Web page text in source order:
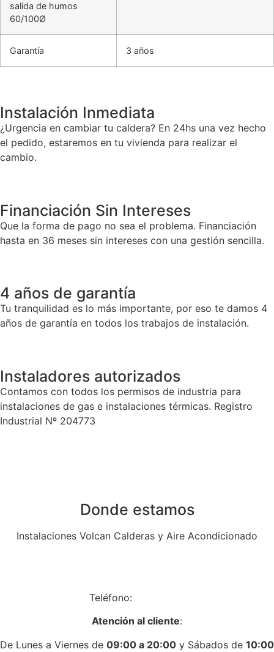
salida de humos
60/100Ø
Garantía 3 años
Instalación Inmediata
¿Urgencia en cambiar tu caldera? En 24hs una vez hecho
el pedido, estaremos en tu vivienda para realizar el
cambio.
Financiación Sin Intereses
Que la forma de pago no sea el problema. Financiación
hasta en 36 meses sin intereses con una gestión sencilla.
4 años de garantía
Tu tranquilidad es lo más importante, por eso te damos 4
años de garantía en todos los trabajos de instalación.
Instaladores autorizados
Contamos con todos los permisos de industria para
instalaciones de gas e instalaciones térmicas. Registro
Industrial Nº 204773
Donde estamos
Instalaciones Volcan Calderas y Aire Acondicionado
Teléfono:
Atención al cliente:
De Lunes a Viernes de 09:00 a 20:00 y Sábados de 10:00